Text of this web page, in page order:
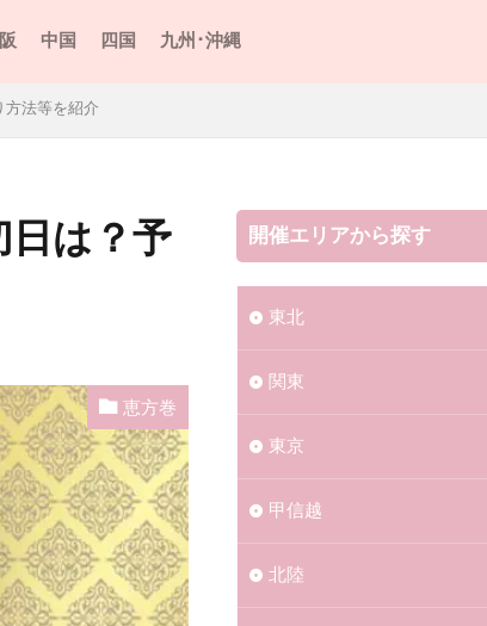
中国 四国 九州･沖縄
法等を紹介
日は？予
恵方巻
開催エリアから探す
東北
関東
東京
甲信越
北陸